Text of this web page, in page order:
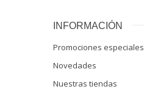
INFORMACIÓN
Promociones especiales
Novedades
Nuestras tiendas